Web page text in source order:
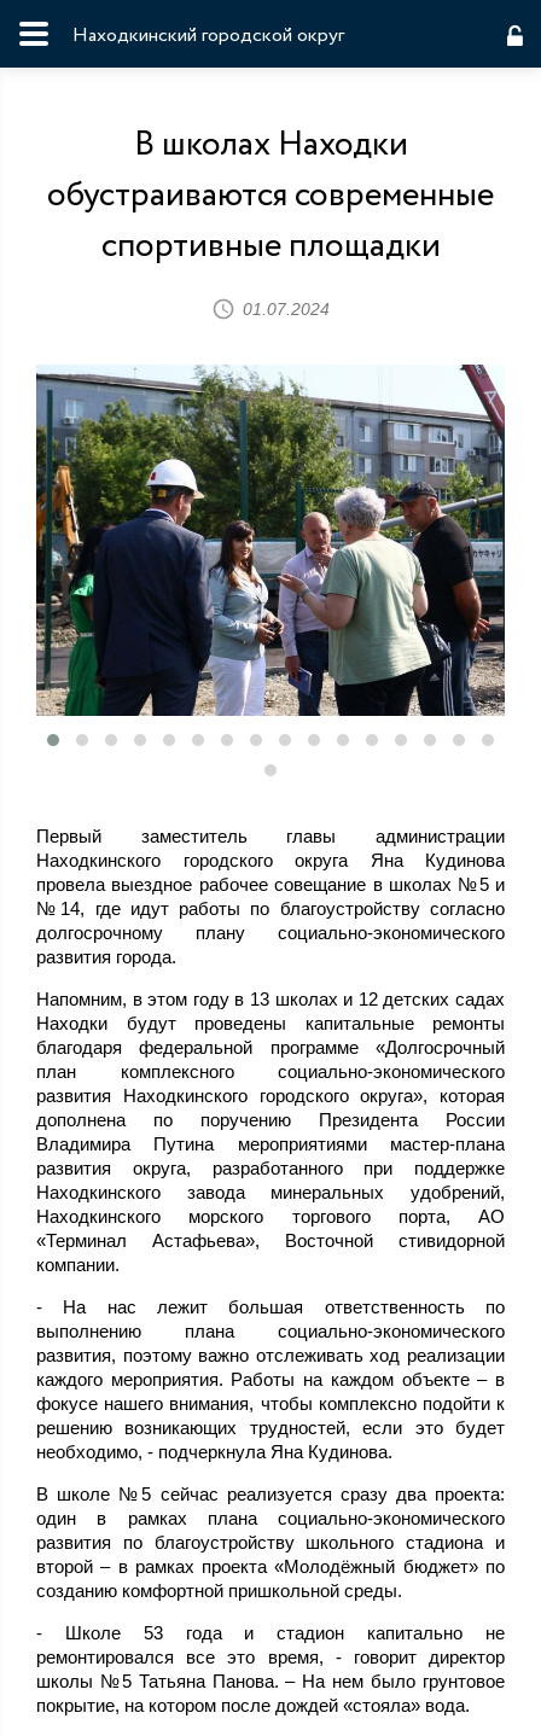
Находкинский городской округ
В школах Находки
обустраиваются современные
спортивные площадки
01.07.2024
Первый заместитель главы администрации
Находкинского городского округа Яна Кудинова
провела выездное рабочее совещание в школах №5 и
№14, где идут работы по благоустройству согласно
долгосрочному плану социально-экономического
развития города.
Напомним, в этом году в 13 школах и 12 детских садах
Находки будут проведены капитальные ремонты
благодаря федеральной программе «Долгосрочный
план комплексного социально-экономического
развития Находкинского городского округа», которая
дополнена по поручению Президента России
Владимира Путина мероприятиями мастер-плана
развития округа, разработанного при поддержке
Находкинского завода минеральных удобрений,
Находкинского морского торгового порта, АО
«Терминал Астафьева», Восточной стивидорной
компании.
- На нас лежит большая ответственность по
выполнению плана социально-экономического
развития, поэтому важно отслеживать ход реализации
каждого мероприятия. Работы на каждом объекте – в
фокусе нашего внимания, чтобы комплексно подойти к
решению возникающих трудностей, если это будет
необходимо, - подчеркнула Яна Кудинова.
В школе №5 сейчас реализуется сразу два проекта:
один в рамках плана социально-экономического
развития по благоустройству школьного стадиона и
второй – в рамках проекта «Молодёжный бюджет» по
созданию комфортной пришкольной среды.
- Школе 53 года и стадион капитально не
ремонтировался все это время, - говорит директор
школы №5 Татьяна Панова. – На нем было грунтовое
покрытие, на котором после дождей «стояла» вода.